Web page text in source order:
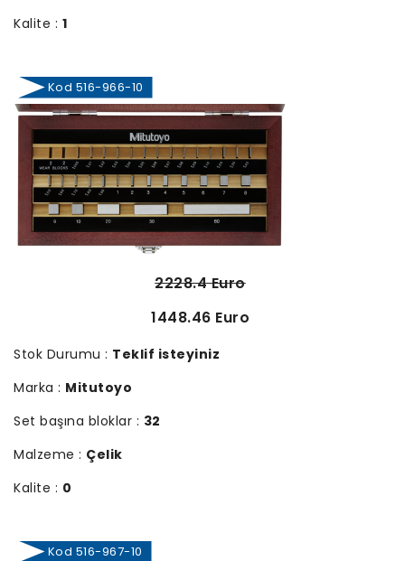
Kalite : 1
Kod 516-966-10
2228.4 Euro
1448.46 Euro
Stok Durumu : Teklif isteyiniz
Marka : Mitutoyo
Set başına bloklar : 32
Malzeme : Çelik
Kalite : 0
Kod 516-967-10